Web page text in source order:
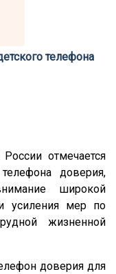
телефона
отмечается
доверия,
широкой
усиления мер по
жизненной
доверия для